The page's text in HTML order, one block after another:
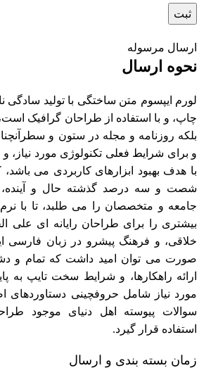
ارسال مرسوله
نحوه ارسال
لورم ایپسوم متن ساختگی با تولید سادگی
چاپ، و با استفاده از طراحان گرافیک
بلکه روزنامه و مجله در ستون و
و برای شرایط فعلی تکنولوژی مورد نیاز، و
با هدف بهبود ابزارهای کاربردی می باشد،
شصت و سه درصد گذشته حال و آینده،
جامعه و متخصصان را می طلبد، تا با
بیشتری را برای طراحان رایانه ای
خلاقی، و فرهنگ پیشرو در زبان فارسی
صورت می توان امید داشت که تمام و
ارائه راهکارها، و شرایط سخت تایپ به
مورد نیاز شامل حروفچینی دستاوردهای
سوالات پیوسته اهل دنیای موجود
استفاده قرار گیرد.
زمان بسته بندی و ارسال